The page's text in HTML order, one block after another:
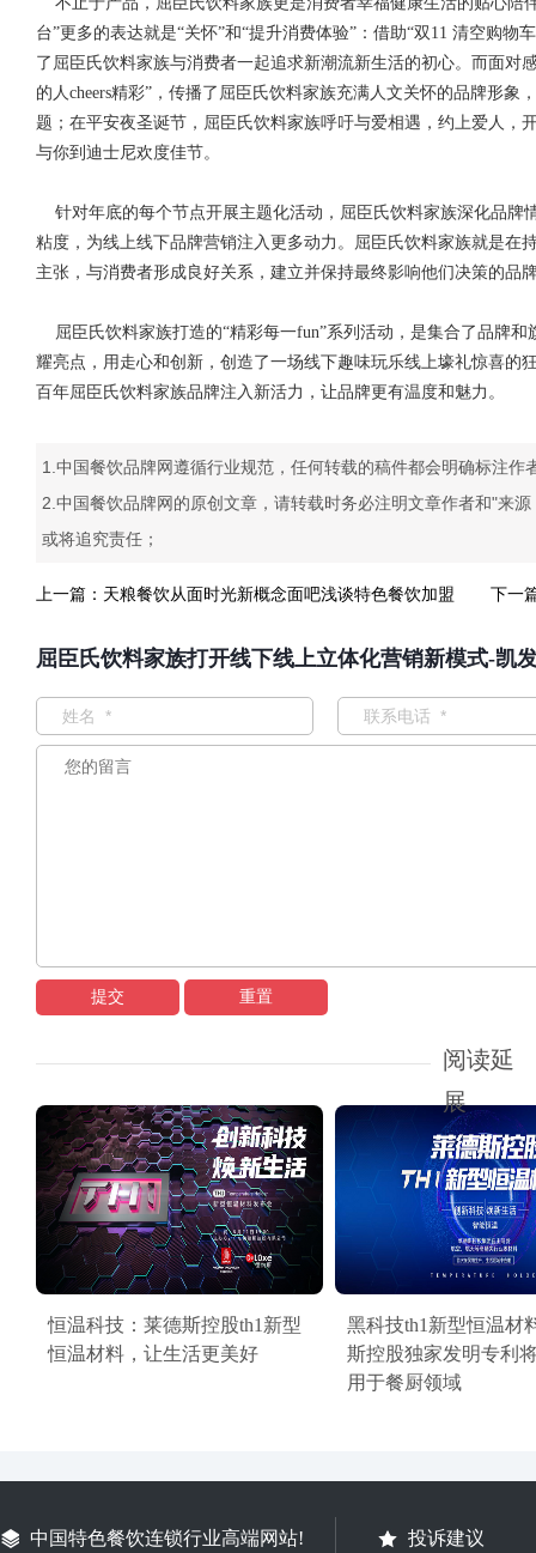
台”更多的表达就是“关怀”和“提升消费体验”：借助“双11 清空购
了屈臣氏饮料家族与消费者一起追求新潮流新生活的初心。而面对
的人cheers精彩”，传播了屈臣氏饮料家族充满人文关怀的品牌形象
题；在平安夜圣诞节，屈臣氏饮料家族呼吁与爱相遇，约上爱人，
与你到迪士尼欢度佳节。
针对年底的每个节点开展主题化活动，屈臣氏饮料家族深化品牌
粘度，为线上线下品牌营销注入更多动力。屈臣氏饮料家族就是在
主张，与消费者形成良好关系，建立并保持最终影响他们决策的品
屈臣氏饮料家族打造的“精彩每一fun”系列活动，是集合了品牌
耀亮点，用走心和创新，创造了一场线下趣味玩乐线上壕礼惊喜的
百年屈臣氏饮料家族品牌注入新活力，让品牌更有温度和魅力。
1.中国餐饮品牌网遵循行业规范，任何转载的稿件都会明确标注作
2.中国餐饮品牌网的原创文章，请转载时务必注明文章作者和"来
或将追究责任；
上一篇： 天粮餐饮从面时光新概念面吧浅谈特色餐饮加盟 下一
屈臣氏饮料家族打开线下线上立体化营销新模式-凯
提交 重置
阅读延
展
恒温科技：莱德斯控股th1新型
恒温材料，让生活更美好
黑科技th1新型恒温材
斯控股独家发明专利
用于餐厨领域
中国特色餐饮连锁行业高端网站! 投诉建议